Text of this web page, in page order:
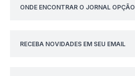
ONDE ENCONTRAR O JORNAL OPÇÃO
RECEBA NOVIDADES EM SEU EMAIL